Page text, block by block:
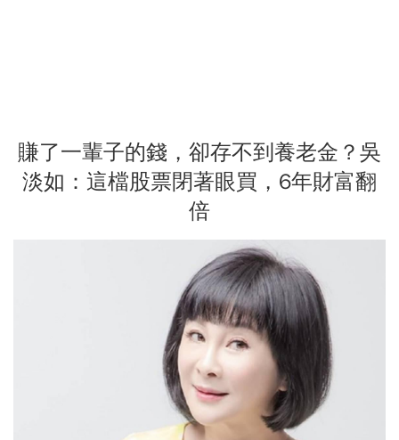
賺了一輩子的錢，卻存不到養老金？吳
淡如：這檔股票閉著眼買，6年財富翻
倍